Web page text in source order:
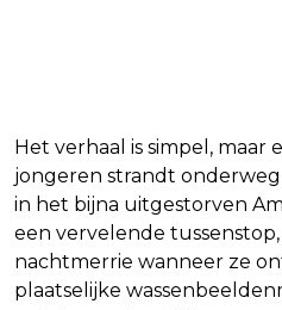
Het verhaal is simpel, maar
jongeren strandt
in het bijna uitgestorven
een vervelende
nachtmerrie wanneer ze
plaatselijke